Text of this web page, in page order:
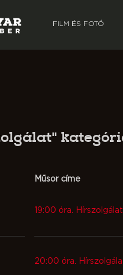
FILM ÉS FOTÓ
Műsor címe
19:00 óra. Hírszolgálat
20:00 óra.